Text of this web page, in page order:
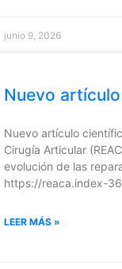
junio 9, 2026
Nuevo artículo
Nuevo artículo
Cirugía Articular
evolución de las
https://reaca.index-
LEER MÁS »